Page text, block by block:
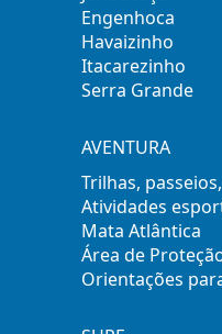
Engenhoca
Havaizinho
Itacarezinho
Serra Grande
AVENTURA
Trilhas,
Atividades
Mata Atlântica
Área de
Orientações